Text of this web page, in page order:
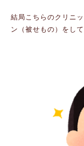
結局こちらのクリニ
ン（被せもの）をし